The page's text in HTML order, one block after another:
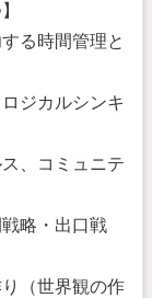
る時間管理と
ジカルシンキ
、コミュニテ
略・出口戦
（世界観の作